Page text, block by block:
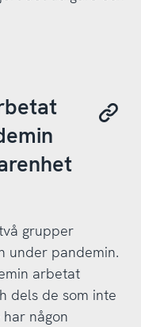
grupper
under pandemin.
arbetat
dels de som inte
någon